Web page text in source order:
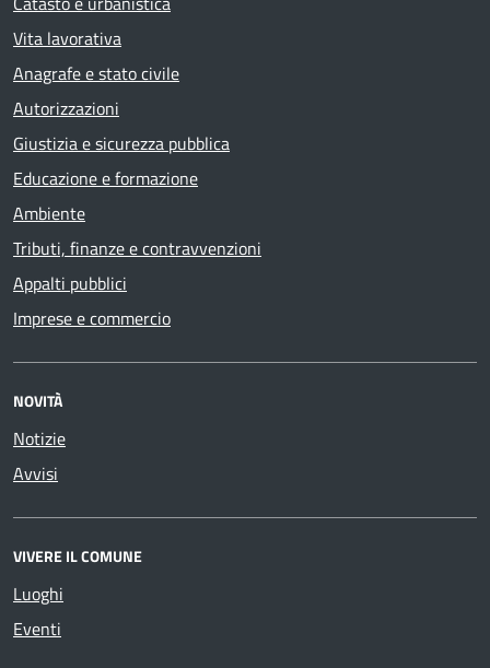
Vita lavorativa
Anagrafe e stato civile
Autorizzazioni
Giustizia e sicurezza pubblica
Educazione e formazione
Ambiente
Tributi, finanze e contravvenzioni
Appalti pubblici
Imprese e commercio
NOVITÀ
Notizie
Avvisi
VIVERE IL COMUNE
Luoghi
Eventi